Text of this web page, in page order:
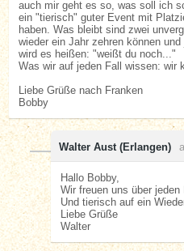
auch mir geht es so, was soll ich
ein "tierisch" guter Event mit
haben. Was bleibt sind zwei
wieder ein Jahr zehren können
wird es heißen: "weißt du noch..."
Was wir auf jeden Fall wissen: wir
Liebe Grüße nach Franken
Bobby
Walter Aust (Erlangen)
Hallo Bobby,
Wir freuen uns über
Und tierisch auf ein
Liebe Grüße
Walter